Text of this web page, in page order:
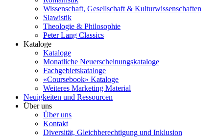
Wissenschaft, Gesellschaft & Kulturwissenschaften
Slawistik
Theologie & Philosophie
Peter Lang Classics
Kataloge
Kataloge
Monatliche Neuerscheinungskataloge
Fachgebietskataloge
«Coursebook» Kataloge
Weiteres Marketing Material
Neuigkeiten und Ressourcen
Über uns
Über uns
Kontakt
Diversität, Gleichberechtigung und Inklusion